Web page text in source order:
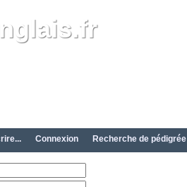
Connexion Recherche de pédigrée